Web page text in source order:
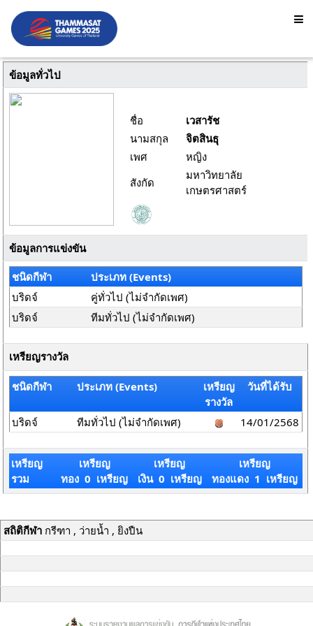
ข้อมูลทั่วไป
ชื่อ
เวสารัช
นามสกุล
จิตสินธุ
เพศ
หญิง
สังกัด
มหาวิทยาลัย
เกษตรศาสตร์
ข้อมูลการแข่งขัน
ชนิดกีฬา
ประเภท (Events)
บริดจ์
คู่ทั่วไป (ไม่จำกัดเพศ)
บริดจ์
ทีมทั่วไป (ไม่จำกัดเพศ)
เหรียญรางวัล
ชนิดกีฬา ประเภท (Events)
เหรียญ
รางวัล
วันที่ได้รับ
บริดจ์ ทีมทั่วไป (ไม่จำกัดเพศ) 14/01/2568
เหรียญ
รวม
เหรียญ
ทอง 0 เหรียญ
เหรียญ
เงิน 0 เหรียญ
เหรียญ
ทองแดง 1 เหรียญ
สถิติกีฬากรีฑา , ว่ายน้ำ , ยิงปืน